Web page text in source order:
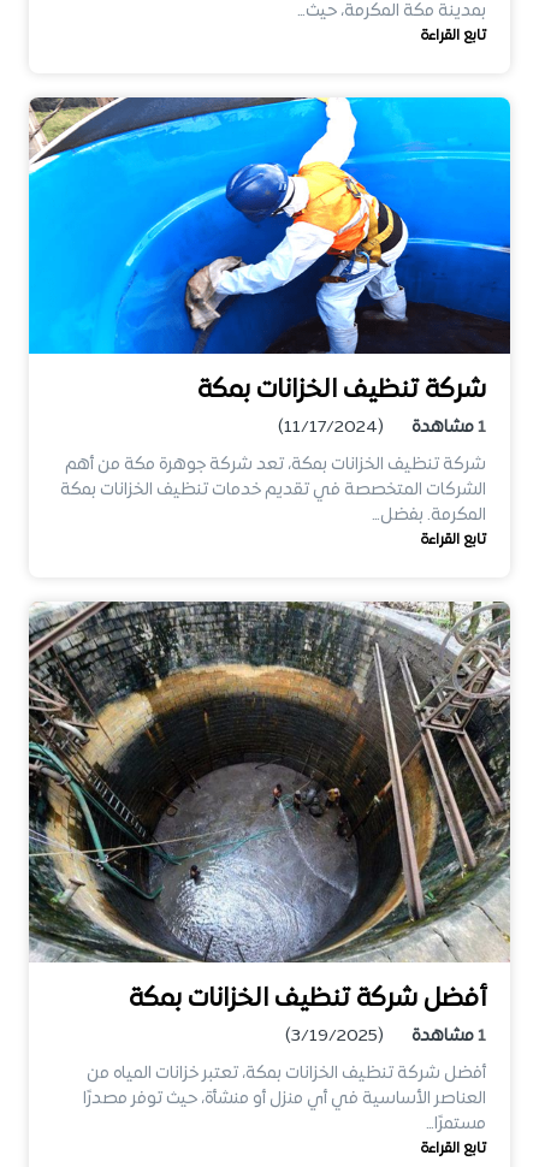
بمدينة مكة المكرمة، حيث…
تابع القراءة
شركة تنظيف الخزانات بمكة
1مشاهدة
(11/17/2024)
شركة تنظيف الخزانات بمكة، تعد شركة جوهرة مكة من أهم
الشركات المتخصصة في تقديم خدمات تنظيف الخزانات بمكة
المكرمة. بفضل…
تابع القراءة
أفضل شركة تنظيف الخزانات بمكة
1مشاهدة
(3/19/2025)
أفضل شركة تنظيف الخزانات بمكة، تعتبر خزانات المياه من
العناصر الأساسية في أي منزل أو منشأة، حيث توفر مصدرًا
مستمرًا…
تابع القراءة